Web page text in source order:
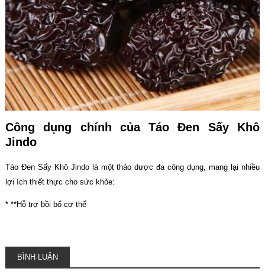
Công dụng chính của Táo Đen Sấy Khô
Jindo
Táo Đen Sấy Khô Jindo là một thảo dược đa công dụng, mang lại nhiều
lợi ích thiết thực cho sức khỏe:
* **Hỗ trợ bồi bổ cơ thể
BÌNH LUẬN